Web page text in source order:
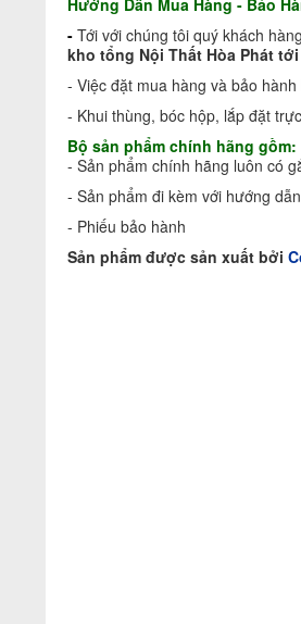
Hướng Dẫn Mua Hàng - Bảo
- Tới với chúng tôi quý khách
kho tổng Nội Thất Hòa Phát
- Việc đặt mua hàng và bảo
- Khui thùng, bóc hộp, lắp đặt
Bộ sản phẩm chính hãng gồm:
- Sản phẩm chính hãng luôn có
- Sản phẩm đi kèm với hướng
- Phiếu bảo hành
Sản phẩm được sản xuất bởi